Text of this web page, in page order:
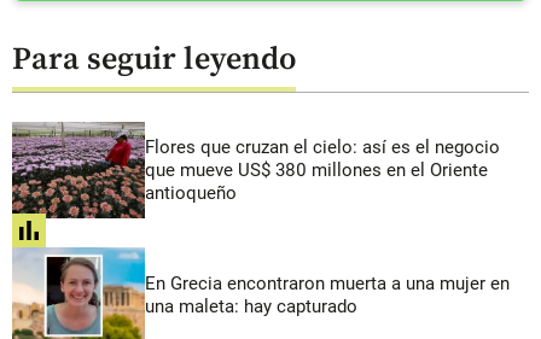
Para seguir leyendo
Flores que cruzan el cielo: así es el negocio
que mueve US$ 380 millones en el Oriente
antioqueño
share
En Grecia encontraron muerta a una mujer en
una maleta: hay capturado